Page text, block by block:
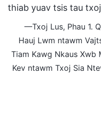
thiab yuav tsis tau
—Txoj Lus, Phau 1.
Hauj Lwm ntawm
Tiam Kawg Nkaus Xwb
Kev ntawm Txoj Sia